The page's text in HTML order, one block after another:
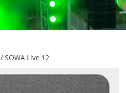
/ SOWA Live 12